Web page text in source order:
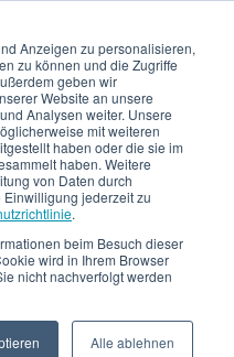
Anzeigen zu personalisieren,
zu können und die Zugriffe
geben wir
Website an unsere
Analysen weiter. Unsere
mit weiteren
haben oder die sie im
haben. Weitere
von Daten durch
jederzeit zu
.
beim Besuch dieser
wird in Ihrem Browser
nicht nachverfolgt werden
Alle ablehnen